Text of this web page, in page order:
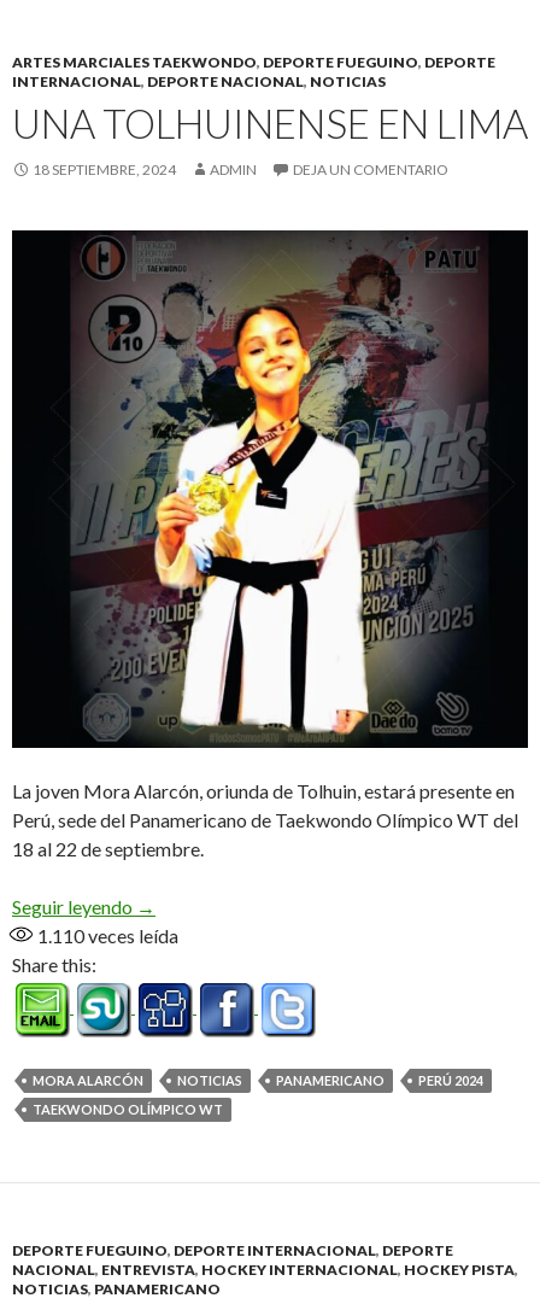
ARTES MARCIALES TAEKWONDO, DEPORTE FUEGUINO, DEPORTE
INTERNACIONAL, DEPORTE NACIONAL, NOTICIAS
UNA TOLHUINENSE EN LIMA
18 SEPTIEMBRE, 2024 ADMIN DEJA UN COMENTARIO
La joven Mora Alarcón, oriunda de Tolhuin, estará presente en
Perú, sede del Panamericano de Taekwondo Olímpico WT del
18 al 22 de septiembre.
Seguir leyendo Una tolhuinense en Lima
→
1.110veces leída
Share this:
MORA ALARCÓN NOTICIAS PANAMERICANO
PERÚ 2024
TAEKWONDO OLÍMPICO WT
DEPORTE FUEGUINO, DEPORTE INTERNACIONAL, DEPORTE
NACIONAL, ENTREVISTA, HOCKEY INTERNACIONAL, HOCKEY PISTA,
NOTICIAS, PANAMERICANO